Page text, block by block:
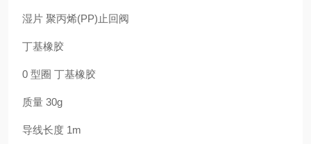
湿片 聚丙烯(PP)止回阀
丁基橡胶
0 型圈 丁基橡胶
质量 30g
导线长度 1m